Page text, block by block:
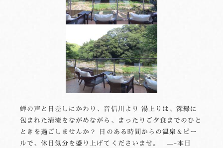
蝉の声と日差しにかわり、音信川より 湯上りは、深緑に
包まれた清流をながめながら、まったりご夕食までのひと
ときを過ごしませんか？ 日のある時間からの温泉＆ビー
ルで、休日気分を盛り上げてくださいませ。 —-本日